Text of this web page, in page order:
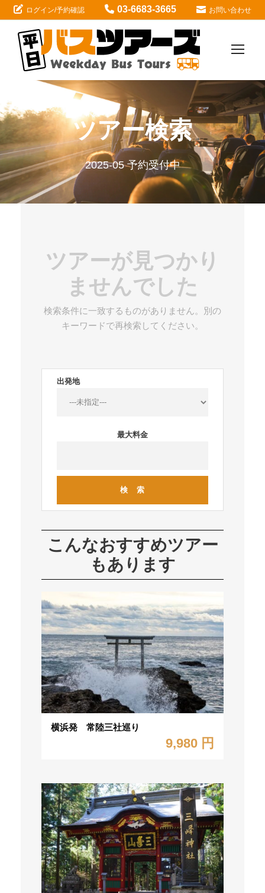
ログイン/予約確認 03-6683-3665 お問い合わせ
ツアー検索
2025-05 予約受付中
ツアーが見つかり
ませんでした
検索条件に一致するものがありません。別の
キーワードで再検索してください。
出発地
最大料金
こんなおすすめツアー
もあります
横浜発 常陸三社巡り
9,980 円